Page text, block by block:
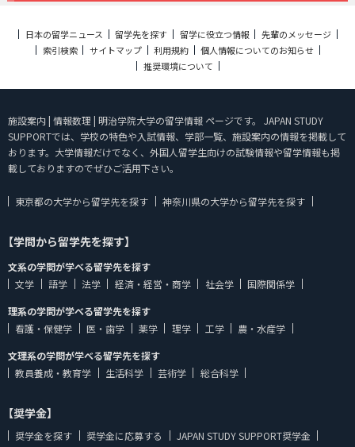
日本の留学ニュース 留学先を探す 留学に役立つ情報
先輩のメッセージ
索引検索
サイトマップ 利用規約
個人情報についてのお知らせ
推奨環境について
施設案内 | 情報数理 | 明治学院大学の留学情報 ページです。 JAPAN STUDY
SUPPORTでは、学校の特色や入試情報、学部一覧、施設案内の情報を掲載して
おります。大学情報だけでなく、外国人留学生向けの試験情報や留学情報も掲
載しておりますのでぜひご活用下さい。
東京都の大学から留学先を探す 神奈川県の大学から留学先を探す
【学問から留学先を探す】
文系の学問が学べる留学先を探す
文学
語学 法学 経済・経営・商学 社会学
国際関係学
理系の学問が学べる留学先を探す
看護・保健学
医・歯学 薬学 理学 工学
農・水産学
文理系の学問が学べる留学先を探す
教員養成・教育学
生活科学 芸術学 総合科学
【奨学金】
奨学金を探す 奨学金に応募する JAPAN STUDY SUPPORT奨学金